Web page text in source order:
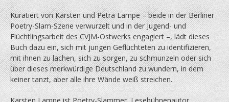
Kuratiert von Karsten und Petra Lampe – beide in der Berliner
Poetry-Slam-Szene verwurzelt und in der Jugend- und
Flüchtlingsarbeit des CVJM-Ostwerks engagiert –, lädt dieses
Buch dazu ein, sich mit jungen Geflüchteten zu identifizieren,
mit ihnen zu lachen, sich zu sorgen, zu schmunzeln oder sich
über dieses merkwürdige Deutschland zu wundern, in dem
keiner tanzt, aber alle ihre Wände weiß streichen.